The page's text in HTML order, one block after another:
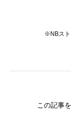
※NBスト
この記事